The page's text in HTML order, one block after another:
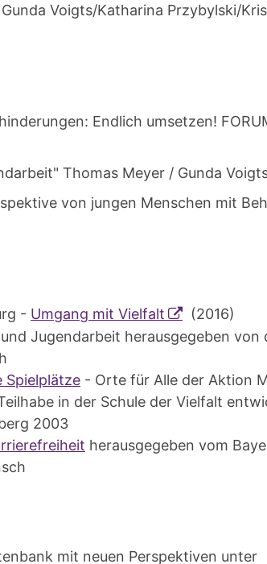
Voigts/Katharina Przybylski/
Endlich umsetzen!
Thomas Meyer / Gunda
von jungen Menschen mit
- Umgang mit Vielfalt
(2016)
Jugendarbeit herausgegeben von
Spielplätze - Orte für Alle der Aktion
in der Schule der Vielfalt
2003
herausgegeben vom
mit neuen Perspektiven unter